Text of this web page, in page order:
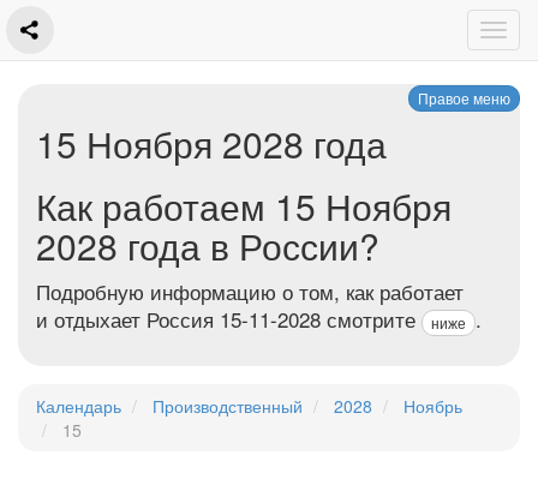
Правое меню
15 Ноября 2028 года
Как работаем 15 Ноября
2028 года в России?
Подробную информацию о том, как работает
и отдыхает Россия 15-11-2028 смотрите
ниже .
Календарь Производственный 2028
Ноябрь
15